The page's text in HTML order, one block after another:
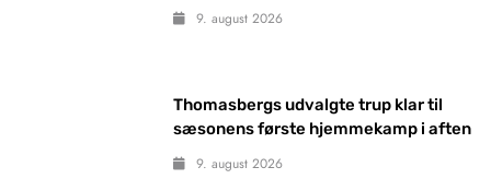
9. august 2026
Thomasbergs udvalgte trup klar til
sæsonens første hjemmekamp i aften
9. august 2026